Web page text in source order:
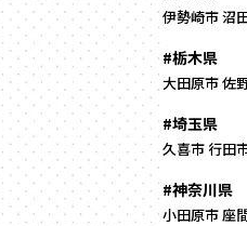
伊勢崎市沼
#栃木県
大田原市佐
#埼玉県
久喜市 行田
#神奈川県
小田原市座